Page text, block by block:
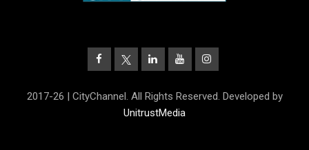
2017-26 | CityChannel. All Rights Reserved. Developed by
UnitrustMedia